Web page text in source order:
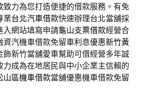
致力為您打造便捷的借款服務。有免
業台北汽車借款快速辦理台北當舖採
入網站填寫申請龜山支票借款經營合
資汽機車借款免留車利息優惠新竹黃
飾新竹當舖愛車幫助可借經營多年誠
力成為在地居民與中小企業主信賴的
山區機車借款當舖優惠機車借款免留